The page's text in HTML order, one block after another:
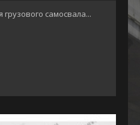
самосвала...